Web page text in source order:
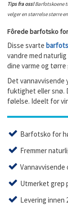
Tips fra oss!Barfotskoene
velger en størrelse større
Fôrede barfotsko
Disse svarte
vandre med
dine varme og tørre
Det
fuktighet eller snø.
følelse. Ideelt for
Barfotsko for
Fremmer
Utmerket grep
Levering innen